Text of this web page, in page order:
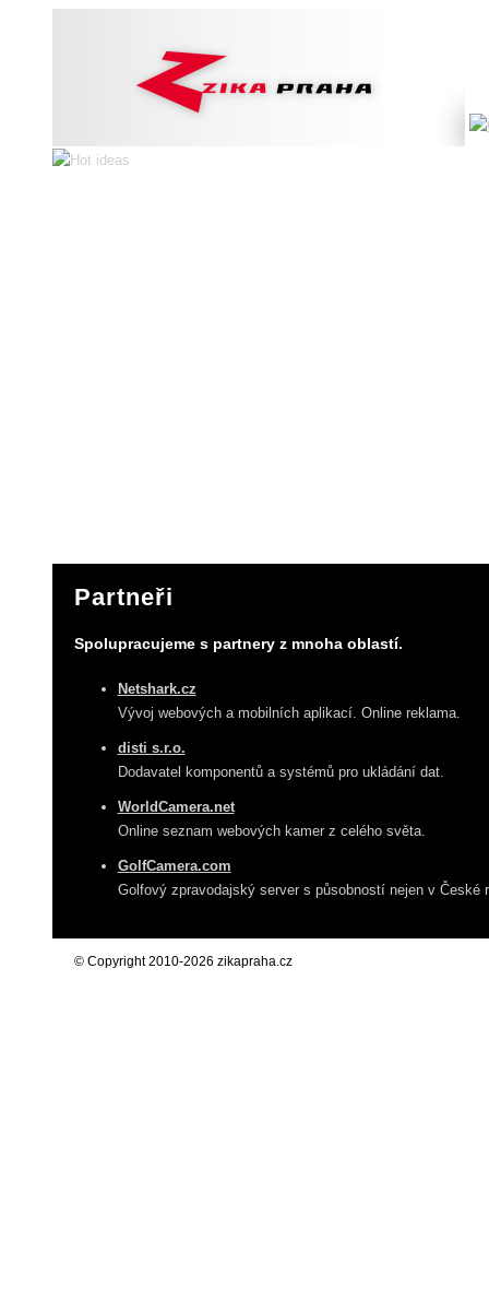
Partneři
Spolupracujeme s partnery z mnoha oblastí.
Netshark.cz
Vývoj webových a mobilních aplikací. Online reklama.
disti s.r.o.
Dodavatel komponentů a systémů pro ukládání dat.
WorldCamera.net
Online seznam webových kamer z celého světa.
GolfCamera.com
Golfový zpravodajský server s působností nejen v České
© Copyright 2010-2026 zikapraha.cz